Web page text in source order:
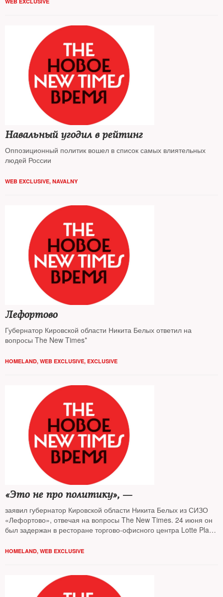
Навальный угодил в рейтинг
Оппозиционный политик вошел в список самых влиятельных
людей России
WEB EXCLUSIVE, NAVALNY
Лефортово
Губернатор Кировской области Никита Белых ответил на
вопросы The New Times*
HOMELAND, WEB EXCLUSIVE, EXCLUSIVE
«Это не про политику», —
заявил губернатор Кировской области Никита Белых из СИЗО
«Лефортово», отвечая на вопросы The New Times. 24 июня он
был задержан в ресторане торгово-офисного центра Lotte Plaza
безопасности ФСБ
HOMELAND, WEB EXCLUSIVE